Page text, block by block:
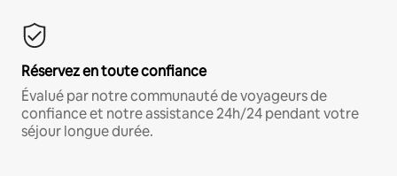
Réservez en toute confiance
Évalué par notre communauté de voyageurs de
confiance et notre assistance 24h/24 pendant votre
séjour longue durée.